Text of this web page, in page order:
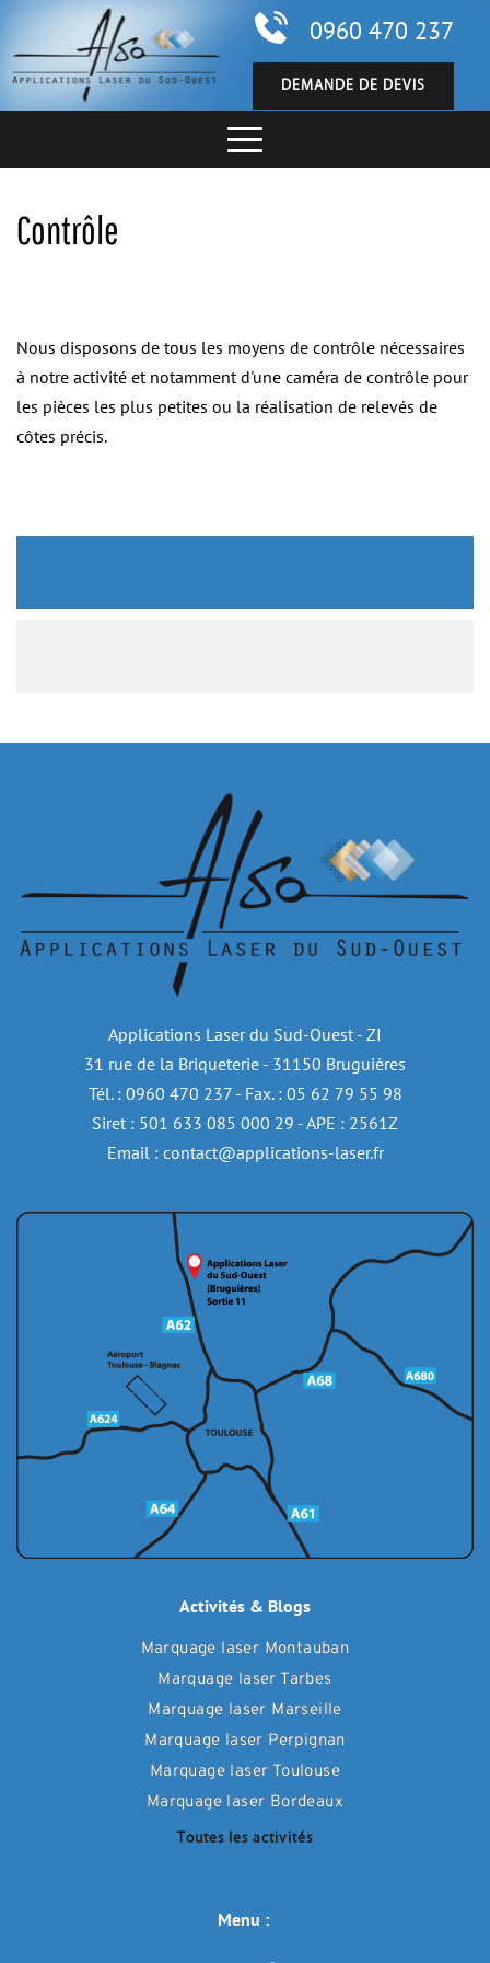
0960 470 237
DEMANDE DE DEVIS
Contrôle
Nous disposons de tous les moyens de contrôle nécessaires
à notre activité et notamment d'une caméra de contrôle pour
les pièces les plus petites ou la réalisation de relevés de
côtes précis.
Applications Laser du Sud-Ouest - ZI
31 rue de la Briqueterie - 31150 Bruguières
Tél. : 0960 470 237 - Fax. : 05 62 79 55 98
Siret : 501 633 085 000 29 - APE : 2561Z
Email : contact@applications-laser.fr
Activités & Blogs
Marquage laser Montauban
Marquage laser Tarbes
Marquage laser Marseille
Marquage laser Perpignan
Marquage laser Toulouse
Marquage laser Bordeaux
Toutes les activités
Menu :